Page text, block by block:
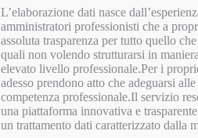
L’elaborazione dati nasce
amministratori professionisti che a
assoluta trasparenza per tutto quello
quali non volendo strutturarsi in
elevato livello professionale.Per i
adesso prendono atto che adeguarsi
competenza professionale.Il servizio
una piattaforma innovativa e
un trattamento dati caratterizzato dalla